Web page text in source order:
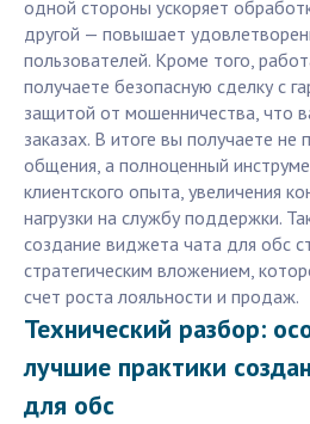
одной стороны ускоряет
другой — повышает
пользователей. Кроме того,
получаете безопасную сделку с
защитой от мошенничества, что
заказах. В итоге вы получаете
общения, а полноценный
клиентского опыта, увеличения
нагрузки на службу поддержки.
создание виджета чата для обс
стратегическим вложением,
счет роста лояльности и продаж.
Технический разбор:
лучшие практики
для обс